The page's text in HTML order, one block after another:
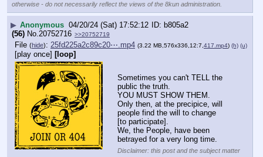
otherwise - do not necessarily reflect the views of the 8kun administration.
▶ Anonymous 04/20/24 (Sat) 17:52:12
b805a2
(56) No.20752716 >>20752719
File (hide): 25fd225a2c89c20⋯.mp4 (3.22 MB,576x336,12:7, 417.mp4) (h) (u)
[play once] [loop]
Sometimes you can't TELL the
public the truth.
YOU MUST SHOW THEM.
Only then, at the precipice, will
people find the will to change
[to participate].
We, the People, have been
betrayed for a very long time.
Disclaimer: this post and the subject matter